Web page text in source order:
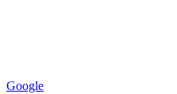
Google